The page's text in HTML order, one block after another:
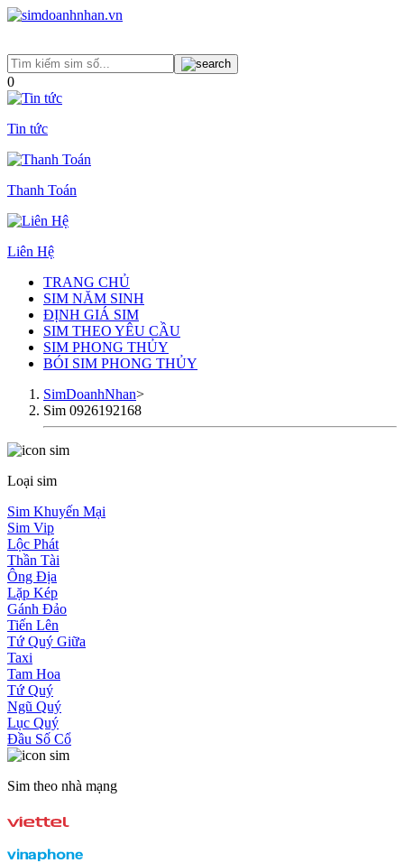
0
Tin tức
Thanh Toán
Liên Hệ
TRANG CHỦ
SIM NĂM SINH
ĐỊNH GIÁ SIM
SIM THEO YÊU CẦU
SIM PHONG THỦY
BÓI SIM PHONG THỦY
SimDoanhNhan>
Sim 0926192168
Loại sim
Sim Khuyến Mại
Sim Vip
Lộc Phát
Thần Tài
Ông Địa
Lặp Kép
Gánh Đảo
Tiến Lên
Tứ Quý Giữa
Taxi
Tam Hoa
Tứ Quý
Ngũ Quý
Lục Quý
Đầu Số Cổ
Sim theo nhà mạng